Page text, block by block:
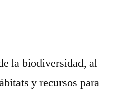
la biodiversidad, al
y recursos para